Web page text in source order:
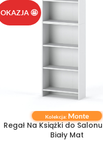
OKAZJA 🤩
DODAJ DO KOSZYKA
Kolekcja: Monte
Regał Na Książki do Salonu
Biały Mat